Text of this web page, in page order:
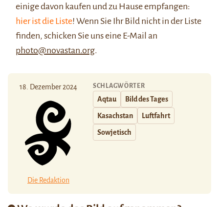
einige davon kaufen und zu Hause empfangen:
hier ist die Liste! Wenn Sie Ihr Bild nicht in der Liste
finden, schicken Sie uns eine E-Mail an
photo@novastan.org.
18. Dezember 2024
Die Redaktion
SCHLAGWÖRTER
Aqtau Bild des Tages
Kasachstan Luftfahrt
Sowjetisch